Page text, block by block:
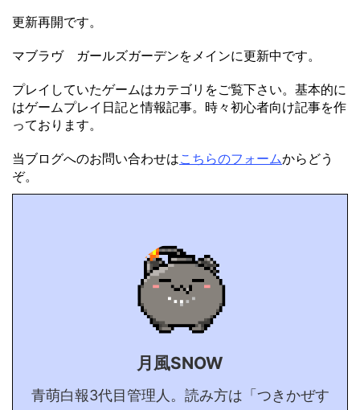
更新再開です。
マブラヴ ガールズガーデンをメインに更新中です。
プレイしていたゲームはカテゴリをご覧下さい。基本的に
はゲームプレイ日記と情報記事。時々初心者向け記事を作
っております。
当ブログへのお問い合わせはこちらのフォームからどう
ぞ。
月風SNOW
青萌白報3代目管理人。読み方は「つきかぜす